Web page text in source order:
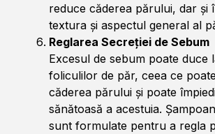
reduce căderea părului, dar și
textura și aspectul general al
Reglarea Secreției de Sebum
Excesul de sebum poate duce
foliculilor de păr, ceea ce
căderea părului și poate
sănătoasă a acestuia.
sunt formulate pentru a regla